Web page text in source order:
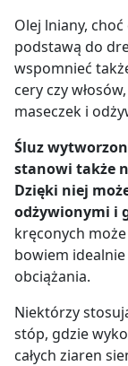
Olej lniany,
podstawą do
wspomnieć
cery czy
maseczek i
Śluz
stanowi także
Dzięki niej
odżywionymi i
kręconych może
bowiem
obciążania.
Niektórzy
stóp, gdzie
całych ziaren